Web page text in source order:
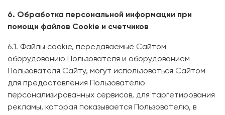
6. Обработка персональной информации при
помощи файлов Cookie и счетчиков
6.1. Файлы cookie, передаваемые Сайтом
оборудованию Пользователя и оборудованием
Пользователя Сайту, могут использоваться Сайтом
для предоставления Пользователю
персонализированных сервисов, для таргетирования
рекламы, которая показывается Пользователю, в